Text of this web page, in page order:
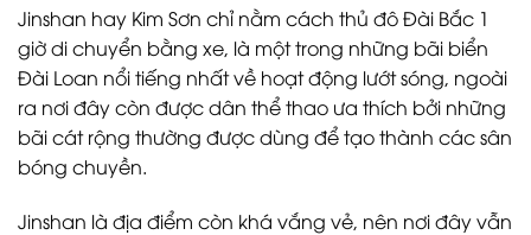
Jinshan hay Kim Sơn chỉ nằm cách thủ đô Đài Bắc 1
giờ di chuyển bằng xe, là một trong những bãi biển
Đài Loan nổi tiếng nhất về hoạt động lướt sóng, ngoài
ra nơi đây còn được dân thể thao ưa thích bởi những
bãi cát rộng thường được dùng để tạo thành các sân
bóng chuyền.
Jinshan là địa điểm còn khá vắng vẻ, nên nơi đây vẫn